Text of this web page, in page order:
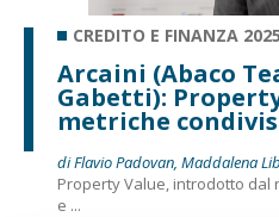
CREDITO E FINANZA 2025
Arcaini (Abaco
Gabetti):
metriche
di Flavio Padovan, Maddalena
Property Value, introdotto dal
e ...